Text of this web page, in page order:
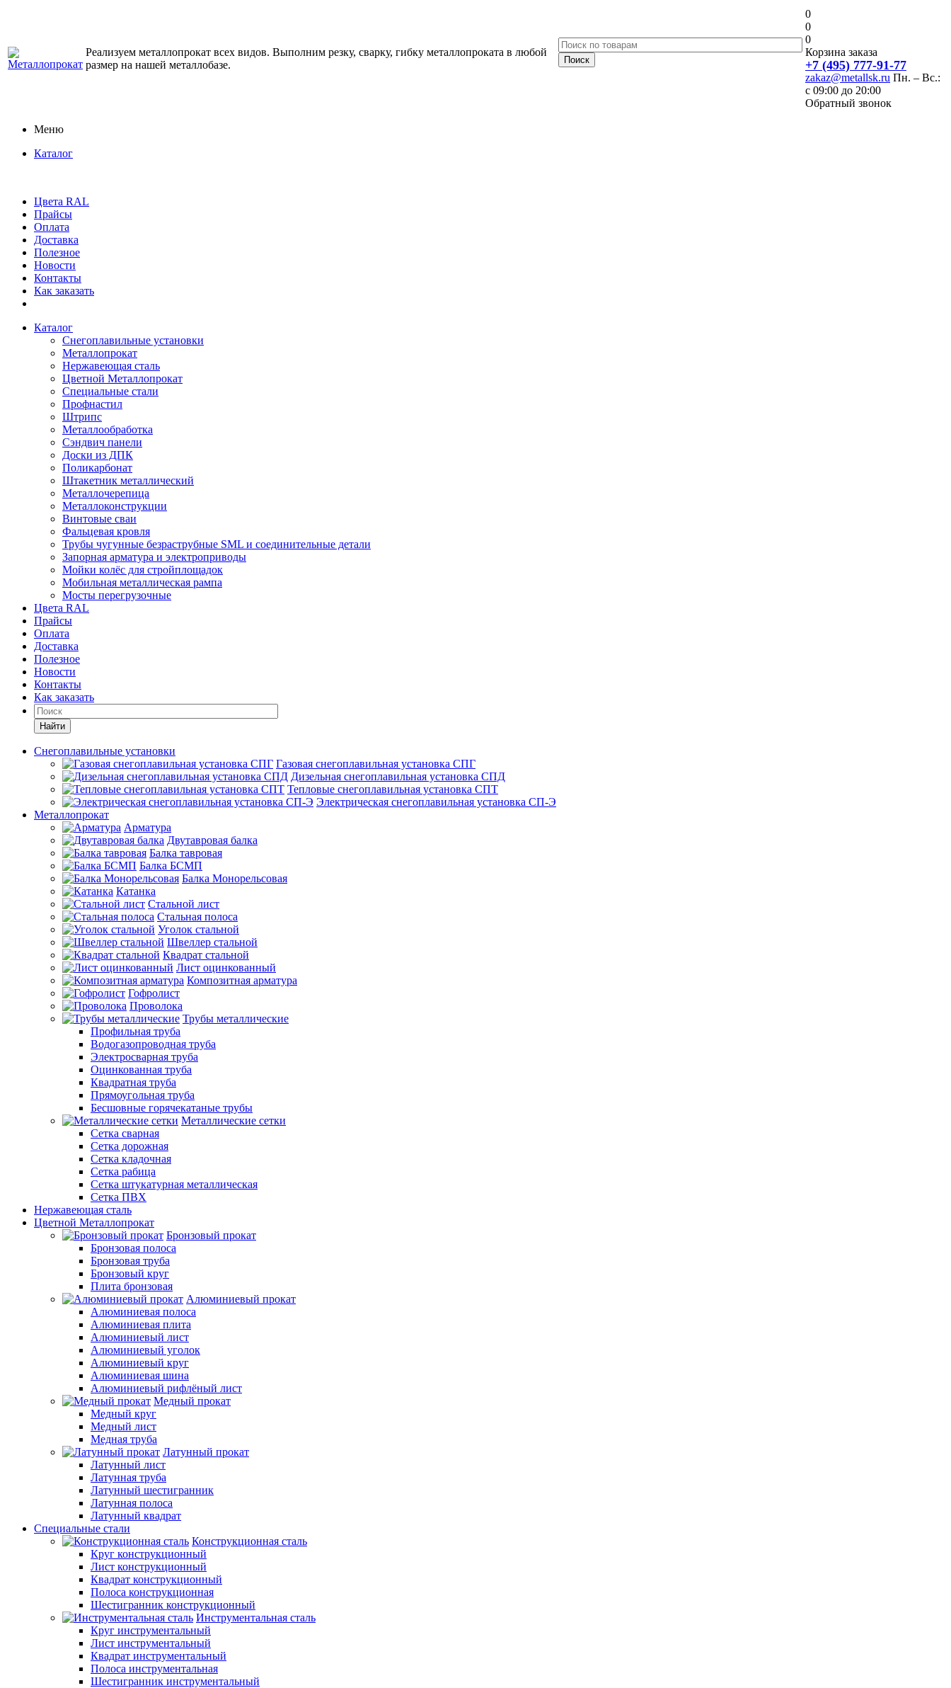
Реализуем металлопрокат всех видов. Выполним резку, сварку, гибку металлопроката в любой
размер на нашей металлобазе.
0
0
0
Корзина заказа
+7 (495) 777-91-77
zakaz@metallsk.ru Пн. – Вс.:
с 09:00 до 20:00
Обратный звонок
Меню
Каталог
Цвета RAL
Прайсы
Оплата
Доставка
Полезное
Новости
Контакты
Как заказать
Каталог
Снегоплавильные установки
Металлопрокат
Нержавеющая сталь
Цветной Металлопрокат
Специальные стали
Профнастил
Штрипс
Металлообработка
Сэндвич панели
Доски из ДПК
Поликарбонат
Штакетник металлический
Металлочерепица
Металлоконструкции
Винтовые сваи
Фальцевая кровля
Трубы чугунные безраструбные SML и соединительные детали
Запорная арматура и электроприводы
Мойки колёс для стройплощадок
Мобильная металлическая рампа
Мосты перегрузочные
Цвета RAL
Прайсы
Оплата
Доставка
Полезное
Новости
Контакты
Как заказать
Найти
Снегоплавильные установки
Газовая снегоплавильная установка СПГ
Дизельная снегоплавильная установка СПД
Тепловые снегоплавильная установка СПТ
Электрическая снегоплавильная установка СП-Э
Металлопрокат
Арматура
Двутавровая балка
Балка тавровая
Балка БСМП
Балка Монорельсовая
Катанка
Стальной лист
Стальная полоса
Уголок стальной
Швеллер стальной
Квадрат стальной
Лист оцинкованный
Композитная арматура
Гофролист
Проволока
Трубы металлические
Профильная труба
Водогазопроводная труба
Электросварная труба
Оцинкованная труба
Квадратная труба
Прямоугольная труба
Бесшовные горячекатаные трубы
Металлические сетки
Сетка сварная
Сетка дорожная
Сетка кладочная
Сетка рабица
Сетка штукатурная металлическая
Сетка ПВХ
Нержавеющая сталь
Цветной Металлопрокат
Бронзовый прокат
Бронзовая полоса
Бронзовая труба
Бронзовый круг
Плита бронзовая
Алюминиевый прокат
Алюминиевая полоса
Алюминиевая плита
Алюминиевый лист
Алюминиевый уголок
Алюминиевый круг
Алюминиевая шина
Алюминиевый рифлёный лист
Медный прокат
Медный круг
Медный лист
Медная труба
Латунный прокат
Латунный лист
Латунная труба
Латунный шестигранник
Латунная полоса
Латунный квадрат
Специальные стали
Конструкционная сталь
Круг конструкционный
Лист конструкционный
Квадрат конструкционный
Полоса конструкционная
Шестигранник конструкционный
Инструментальная сталь
Круг инструментальный
Лист инструментальный
Квадрат инструментальный
Полоса инструментальная
Шестигранник инструментальный